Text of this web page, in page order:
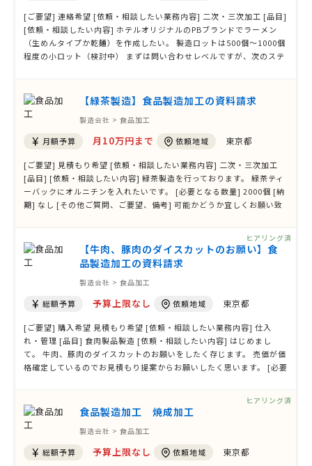
[ご要望] 連絡希望 [依頼・相談したい業務内容] 二次・三次加工 [品目]
[依頼・相談したい内容] ホテルオリジナルのPBブランドでラーメン
（生めんタイプか乾麺）を作成したい。 製造ロットは500個〜1000個
程度の小ロット（検討中） まずは問い合わせレベルですが、次のステ
【緑茶製造】食品製造加工の資料請求
製造会社 > 食品加工
月額予算 月10万円まで 依頼地域 東京都
[ご要望] 見積もり希望 [依頼・相談したい業務内容] 二次・三次加工
[品目] [依頼・相談したい内容] 緑茶製造を行っております。 緑茶ティ
ーバックにオルニチンを入れたいです。 [必要となる数量] 2000個 [納
期] なし [その他ご質問、ご要望、備考] 可能かどうか宜しくお願い致
【牛肉、豚肉のダイスカットのお願い】食
品製造加工の資料請求
製造会社 > 食品加工
総額予算 予算上限なし 依頼地域 東京都
[ご要望] 購入希望 見積もり希望 [依頼・相談したい業務内容] 仕入
れ・管理 [品目] 食肉製品製造 [依頼・相談したい内容] はじめまし
て。 牛肉、豚肉のダイスカットのお願いをしたく存じます。 売価が価
格確定しているのでお見積もり提案からお願いしたく思います。 [必要
談 [その他ご質問 …
ヒアリング済
食品製造加工 焼成加工
製造会社 > 食品加工
総額予算 予算上限なし 依頼地域 東京都
ヒアリング済